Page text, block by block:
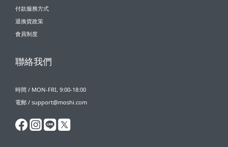
付款服務方式
退換貨政策
會員制度
聯絡我們
時間 / MON-FRI, 9:00-18:00
電郵 / support@moshi.com